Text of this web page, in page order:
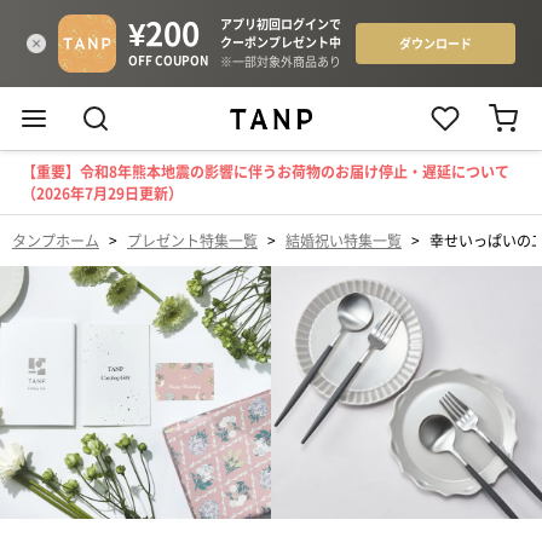
【重要】令和8年熊本地震の影響に伴うお荷物のお届け停止・遅延について
（2026年7月29日更新）
タンプホーム > プレゼント特集一覧 > 結婚祝い特集一覧 > 幸せいっぱいの